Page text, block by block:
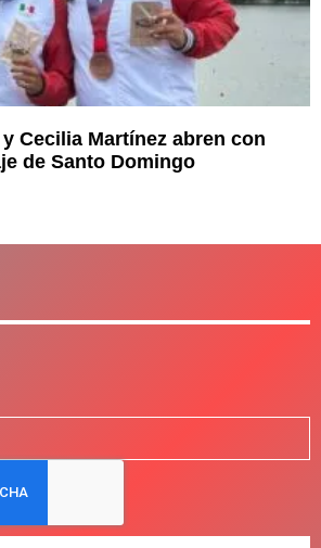
Cecilia Martínez abren con
de Santo Domingo